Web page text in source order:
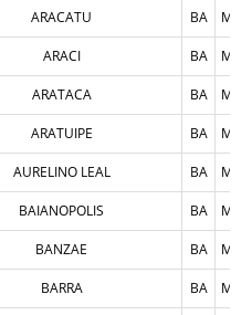
ARACATU BA
ARACI BA
ARATACA BA
ARATUIPE BA
AURELINO LEAL BA
BAIANOPOLIS BA
BANZAE BA
BARRA BA